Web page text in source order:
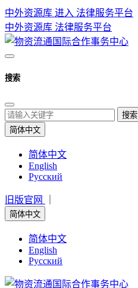
中外资源库 进入 法律服务平台
中外资源库 法律服务平台
搜索
搜索
简体中文
简体中文
English
Русский
旧版官网
简体中文
简体中文
English
Русский